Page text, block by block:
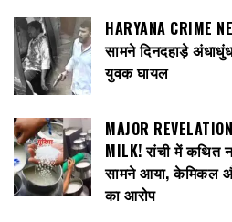
HARYANA CRIME
सामने दिनदहाड़े अंधाधुंध
युवक घायल
MAJOR
MILK! रांची में कथित
सामने आया, केमिकल
का आरोप